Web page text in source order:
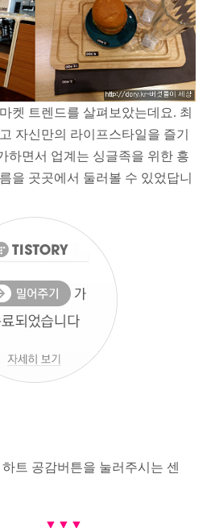
켓 트렌드를 살펴보았는데요. 최
자신만의 라이프스타일을 즐기
하면서 업계는 싱글족을 위한 흥
을 곳곳에서 둘러볼 수 있었답니
튼을 눌러주시는 센
▼ ▼